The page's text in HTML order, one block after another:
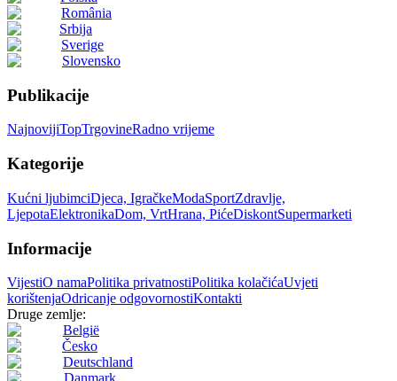
România
Srbija
Sverige
Slovensko
Publikacije
NajnovijiTopTrgovineRadno vrijeme
Kategorije
Kućni ljubimciDjeca, IgračkeModaSportZdravlje,
LjepotaElektronikaDom, VrtHrana, PićeDiskontSupermarketi
Informacije
VijestiO namaPolitika privatnostiPolitika kolačićaUvjeti
korištenjaOdricanje odgovornostiKontakti
Druge zemlje:
België
Česko
Deutschland